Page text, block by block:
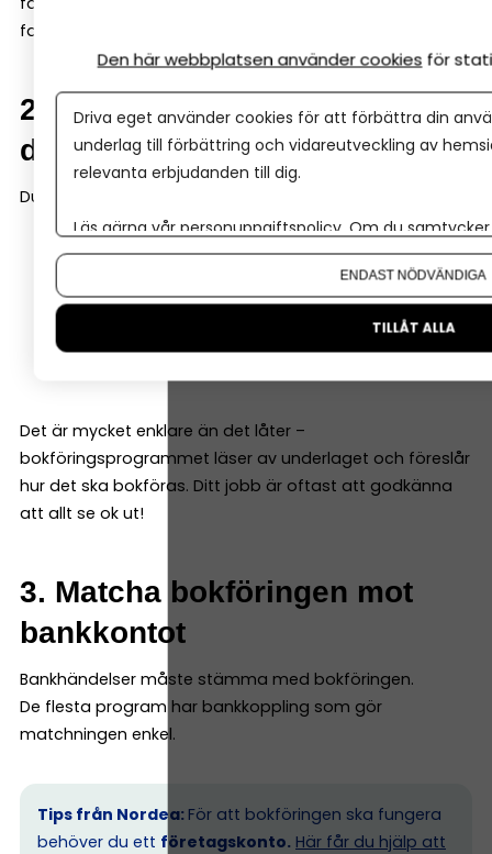
fakturor – så att du samlar allt i programmet direkt.
2. Registrera varje händelse i
ditt bokföringsprogram
Du bokför en händelse genom att ange:
Vad som hänt
Datum
Underlag
Det är mycket enklare än det låter –
bokföringsprogrammet läser av underlaget och föreslår
hur det ska bokföras. Ditt jobb är oftast att godkänna
att allt se ok ut!
3. Matcha bokföringen mot
bankkontot
Bankhändelser måste stämma med bokföringen.
De flesta program har bankkoppling som gör
matchningen enkel.
Tips från Nordea: För att bokföringen ska fungera
behöver du ett företagskonto. Här får du hjälp att
Den här webbplatsen använder cookies för
Driva eget använder cookies för att förbättra din
underlag till förbättring och vidareutveckling av
relevanta erbjudanden till dig.
Läs gärna vår personuppgiftspolicy. Om du
Om du vill ändra ditt val i efterhand hittar du den
ENDAST NÖDVÄNDIGA
TILLÅT ALLA